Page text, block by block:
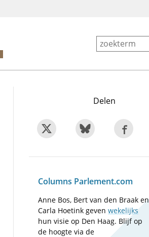
Delen
Columns Parlement.com
Anne Bos, Bert van den Braak en
Carla Hoetink gevenwekelijks
hun visie op Den Haag. Blijf op
de hoogte via de